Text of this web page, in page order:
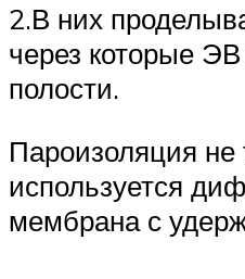
2.В них
через которые
полости.
Пароизоляция не
используется
мембрана с